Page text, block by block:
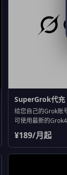
SuperGrok代充
给您自己的Grok账
可使用最新的
¥189/月起